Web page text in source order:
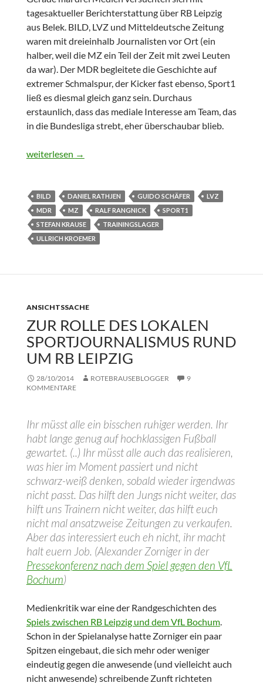
tagesaktueller Berichterstattung über RB Leipzig
aus Belek. BILD, LVZ und Mitteldeutsche Zeitung
waren mit dreieinhalb Journalisten vor Ort (ein
halber, weil die MZ ein Teil der Zeit mit zwei Leuten
da war). Der MDR begleitete die Geschichte auf
extremer Schmalspur, der Kicker fast ebenso, Sport1
ließ es diesmal gleich ganz sein. Durchaus
erstaunlich, dass das mediale Interesse am Team, das
in die Bundesliga strebt, eher überschaubar blieb.
Fragmente zu einem Trainingslager zwischen Liveticker
weiterlesen →
BILD DANIEL RATHJEN GUIDO SCHÄFER
LVZ
MDR
MZ RALF RANGNICK
SPORT1
STEFAN KRAUSE
TRAININGSLAGER
ULLRICH KROEMER
ANSICHTSSACHE
ZUR ROLLE DES LOKALEN
SPORTJOURNALISMUS RUND
UM RB LEIPZIG
28/10/2014 ROTEBRAUSEBLOGGER
9
KOMMENTARE
Ihr müsst alle ein bisschen ruhiger werden. Ihr
habt lange genug auf hochklassigen Fußball
gewartet. (..) Ihr müsst alle auch das realisieren,
was hier im Moment passiert und nicht
schwarz-weiß denken, sobald wieder irgendwas
nicht passt. Das hilft den Jungs nicht weiter, das
hilft uns Trainern nicht weiter, das hilft euch
nicht mal ansatzweise Zeitungen zu verkaufen.
Aber das interessiert euch eh nicht, ihr macht
halt euern Job. (Alexander Zorniger in der
Pressekonferenz nach dem Spiel gegen den VfL
Bochum)
Medienkritik war eine der Randgeschichten des
Spiels zwischen RB Leipzig und dem VfL Bochum.
Schon in der Spielanalyse hatte Zorniger ein paar
Spitzen eingebaut, die sich mehr oder weniger
eindeutig gegen die anwesende (und vielleicht auch
nicht anwesende) schreibende Zunft richteten